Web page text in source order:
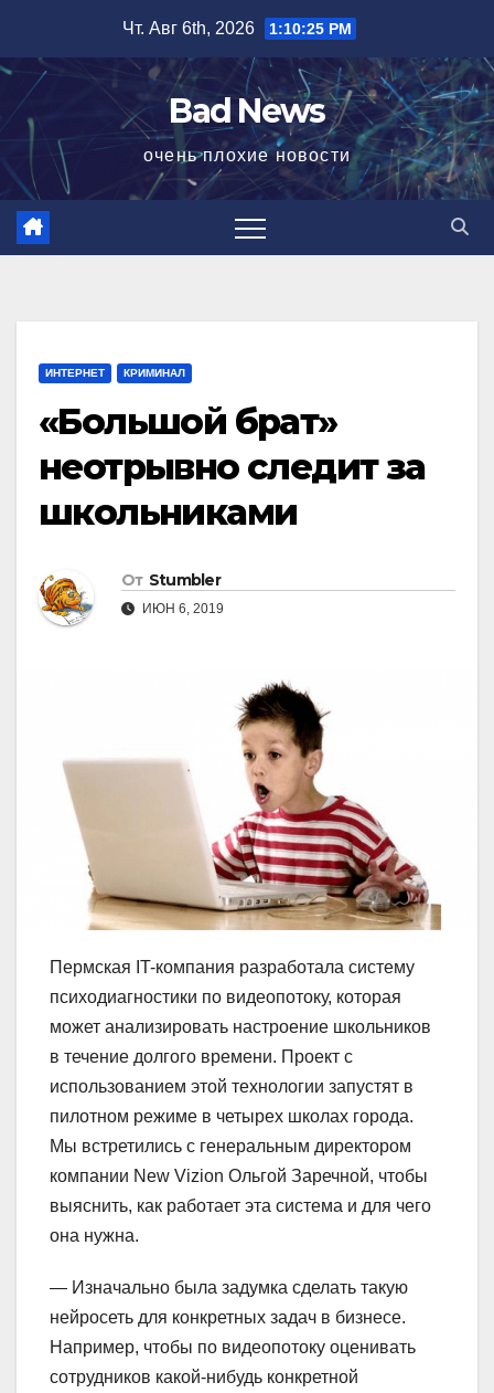
содержимому
Чт. Авг 6th, 2026 1:10:26 PM
Bad News
очень плохие новости
ИНТЕРНЕТ КРИМИНАЛ
«Большой брат»
неотрывно следит за
школьниками
От Stumbler
ИЮН 6, 2019
Пермская IT-компания разработала систему
психодиагностики по видеопотоку, которая
может анализировать настроение школьников
в течение долгого времени. Проект с
использованием этой технологии запустят в
пилотном режиме в четырех школах города.
Мы встретились с генеральным директором
компании New Vizion Ольгой Заречной, чтобы
выяснить, как работает эта система и для чего
она нужна.
— Изначально была задумка сделать такую
нейросеть для конкретных задач в бизнесе.
Например, чтобы по видеопотоку оценивать
сотрудников какой-нибудь конкретной